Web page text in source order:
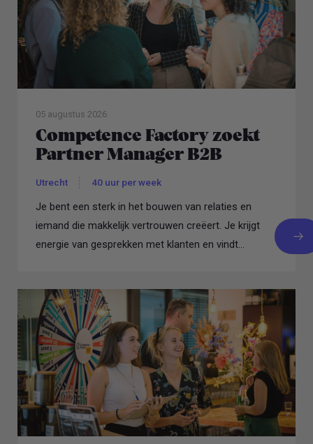
05 augustus 2026
Competence Factory zoekt
Partner Manager B2B
Utrecht 40 uur per week
Je bent een sterk in het bouwen van relaties en
iemand die makkelijk vertrouwen creëert. Je krijgt
energie van gesprekken met klanten en vindt...